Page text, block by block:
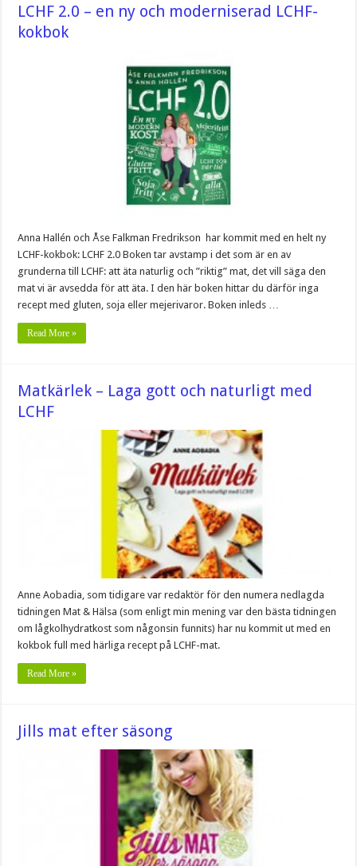
LCHF 2.0 – en ny och moderniserad LCHF-
kokbok
Anna Hallén och Åse Falkman Fredrikson har kommit med en helt ny
LCHF-kokbok: LCHF 2.0 Boken tar avstamp i det som är en av
grunderna till LCHF: att äta naturlig och ”riktig” mat, det vill säga den
mat vi är avsedda för att äta. I den här boken hittar du därför inga
recept med gluten, soja eller mejerivaror. Boken inleds …
Read More »
Matkärlek – Laga gott och naturligt med
LCHF
Anne Aobadia, som tidigare var redaktör för den numera nedlagda
tidningen Mat & Hälsa (som enligt min mening var den bästa tidningen
om lågkolhydratkost som någonsin funnits) har nu kommit ut med en
kokbok full med härliga recept på LCHF-mat.
Read More »
Jills mat efter säsong